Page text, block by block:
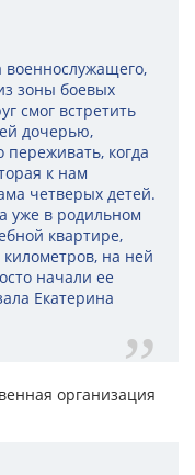
зоны боевых
смог встретить
дочерью,
переживать, когда
к нам
четверых детей.
уже в родильном
квартире,
на ней
начали ее
Екатерина
организация